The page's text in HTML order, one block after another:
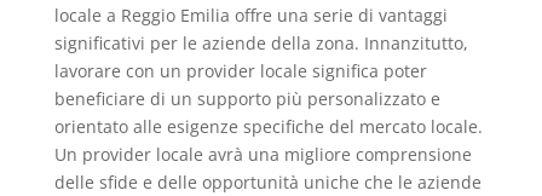
locale a Reggio Emilia offre una serie di vantaggi
significativi per le aziende della zona. Innanzitutto,
lavorare con un provider locale significa poter
beneficiare di un supporto più personalizzato e
orientato alle esigenze specifiche del mercato locale.
Un provider locale avrà una migliore comprensione
delle sfide e delle opportunità uniche che le aziende